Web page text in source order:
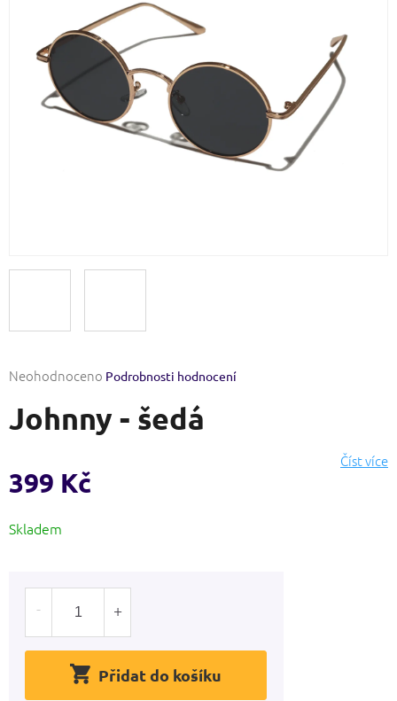
Průměrné
produktu
je
5
hvězdiček.
Neohodnoceno Podrobnosti hodnocení
Johnny - šedá
Číst více
399 Kč
cena:
Skladem
Přidat do košíku